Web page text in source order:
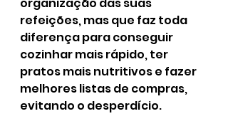
refeições, mas que faz toda
diferença para conseguir
cozinhar mais rápido, ter
pratos mais nutritivos e fazer
melhores listas de compras,
evitando o desperdício.